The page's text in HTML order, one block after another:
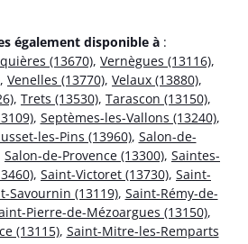
également disponible à :
(13670), Vernègues (13116),
, Venelles (13770), Velaux (13880),
, Trets (13530), Tarascon (13150),
, Septèmes-les-Vallons (13240),
les-Pins (13960), Salon-de-
Salon-de-Provence (13300), Saintes-
, Saint-Victoret (13730), Saint-
Savournin (13119), Saint-Rémy-de-
Pierre-de-Mézoargues (13150),
(13115), Saint-Mitre-les-Remparts